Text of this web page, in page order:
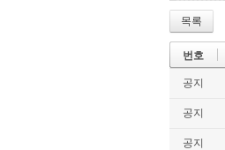
목록
번호
공지
공지
공지